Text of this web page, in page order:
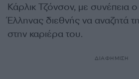
Κάρλικ Τζόνσον, με συνέπεια
Έλληνας διεθνής να αναζητά
στην καριέρα του.
ΔΙΑΦΗΜΙΣΗ